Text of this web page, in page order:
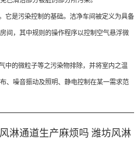
它是污染控制的基础。洁净车间被定义为具备
间，其中规则的操作程序以控制空气悬浮微
中的微粒子等之污染物排除，并将室内之温
、噪音振动及照明、静电控制在某一需求范
淋通道生产麻烦吗 潍坊风淋